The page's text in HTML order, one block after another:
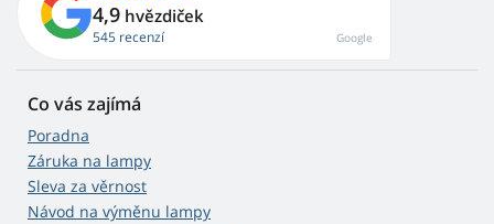
4,9 hvězdiček
545 recenzí Google
Co vás zajímá
Poradna
Záruka na lampy
Sleva za věrnost
Návod na výměnu lampy